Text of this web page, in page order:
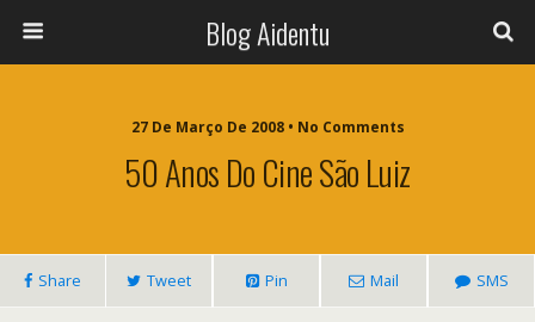
Blog Aidentu
27 De Março De 2008 • No Comments
50 Anos Do Cine São Luiz
Share Tweet Pin Mail SMS